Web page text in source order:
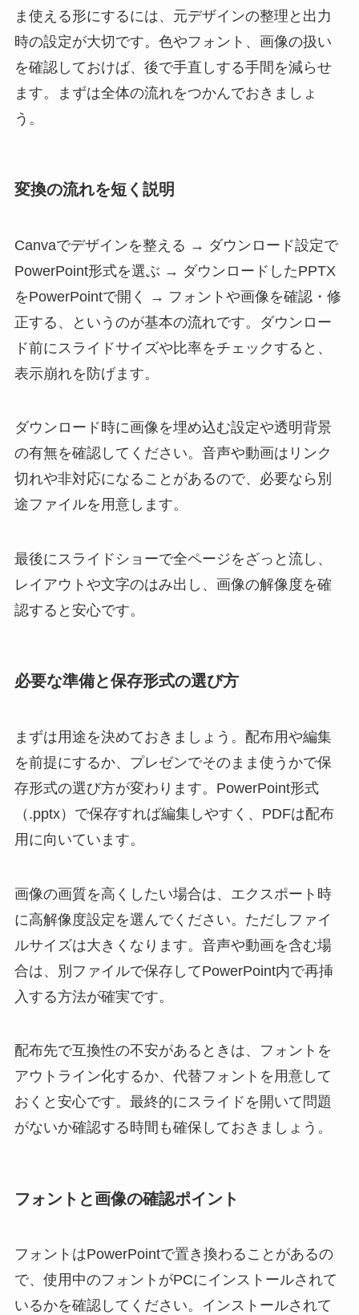
ま使える形にするには、元デザインの整理と出力
時の設定が大切です。色やフォント、画像の扱い
を確認しておけば、後で手直しする手間を減らせ
ます。まずは全体の流れをつかんでおきましょ
う。
変換の流れを短く説明
Canvaでデザインを整える → ダウンロード設定で
PowerPoint形式を選ぶ → ダウンロードしたPPTX
をPowerPointで開く → フォントや画像を確認・修
正する、というのが基本の流れです。ダウンロー
ド前にスライドサイズや比率をチェックすると、
表示崩れを防げます。
ダウンロード時に画像を埋め込む設定や透明背景
の有無を確認してください。音声や動画はリンク
切れや非対応になることがあるので、必要なら別
途ファイルを用意します。
最後にスライドショーで全ページをざっと流し、
レイアウトや文字のはみ出し、画像の解像度を確
認すると安心です。
必要な準備と保存形式の選び方
まずは用途を決めておきましょう。配布用や編集
を前提にするか、プレゼンでそのまま使うかで保
存形式の選び方が変わります。PowerPoint形式
（.pptx）で保存すれば編集しやすく、PDFは配布
用に向いています。
画像の画質を高くしたい場合は、エクスポート時
に高解像度設定を選んでください。ただしファイ
ルサイズは大きくなります。音声や動画を含む場
合は、別ファイルで保存してPowerPoint内で再挿
入する方法が確実です。
配布先で互換性の不安があるときは、フォントを
アウトライン化するか、代替フォントを用意して
おくと安心です。最終的にスライドを開いて問題
がないか確認する時間も確保しておきましょう。
フォントと画像の確認ポイント
フォントはPowerPointで置き換わることがあるの
で、使用中のフォントがPCにインストールされて
いるかを確認してください。インストールされて